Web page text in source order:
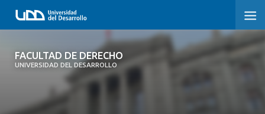
FACULTAD DE DERECHO
UNIVERSIDAD DEL DESARROLLO
FACULTAD DE DERECHO
SOBRE LA FACULTAD